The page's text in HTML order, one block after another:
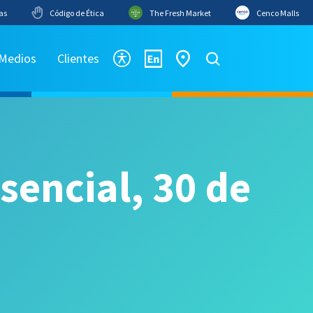
Código de Ética The Fresh Market Cenco Malls
Clientes
30 de